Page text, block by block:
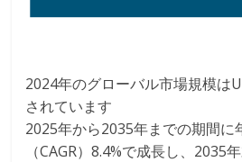
2024年のグローバル市場規模は
されています
2025年から2035年までの期間に
（CAGR）8.4%で成長し、2035